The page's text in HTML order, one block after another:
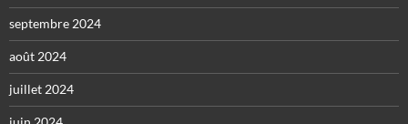
septembre 2024
août 2024
juillet 2024